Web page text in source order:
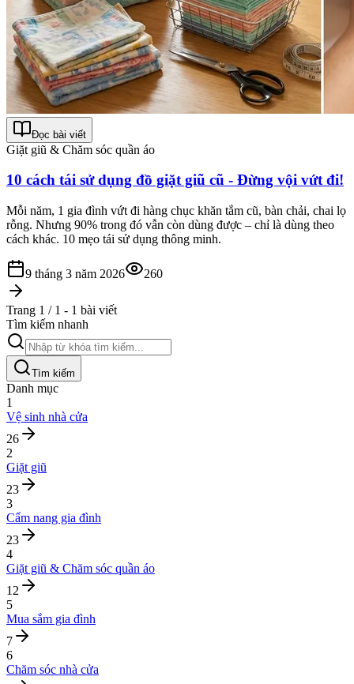
Đọc bài viết
Giặt giũ & Chăm sóc quần áo
10 cách tái sử dụng đồ giặt giũ cũ - Đừng vội vứt đi!
Mỗi năm, 1 gia đình vứt đi hàng chục khăn tắm cũ, bàn chải, chai lọ
rỗng. Nhưng 90% trong đó vẫn còn dùng được – chỉ là dùng theo
cách khác. 10 mẹo tái sử dụng thông minh.
9 tháng 3 năm 2026 260
Trang 1 / 1 - 1 bài viết
Tìm kiếm nhanh
Tìm kiếm
Danh mục
1
Vệ sinh nhà cửa
26
2
Giặt giũ
23
3
Cẩm nang gia đình
23
4
Giặt giũ & Chăm sóc quần áo
12
5
Mua sắm gia đình
7
6
Chăm sóc nhà cửa